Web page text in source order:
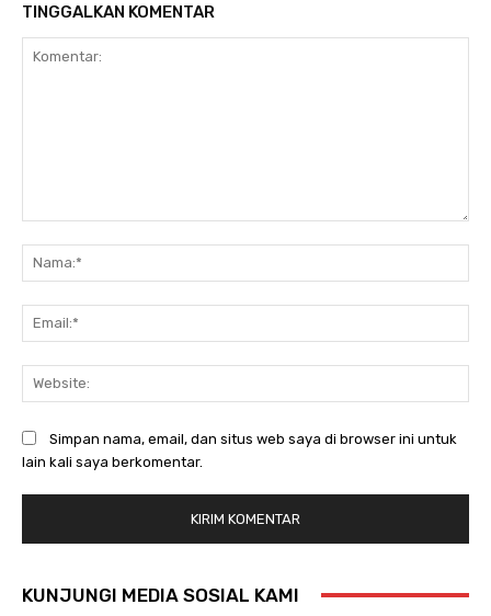
TINGGALKAN KOMENTAR
Simpan nama, email, dan situs web saya di browser ini untuk
lain kali saya berkomentar.
KUNJUNGI MEDIA SOSIAL KAMI